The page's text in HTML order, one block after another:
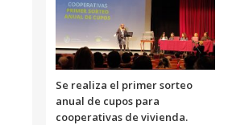
Se realiza el primer sorteo
anual de cupos para
cooperativas de vivienda.